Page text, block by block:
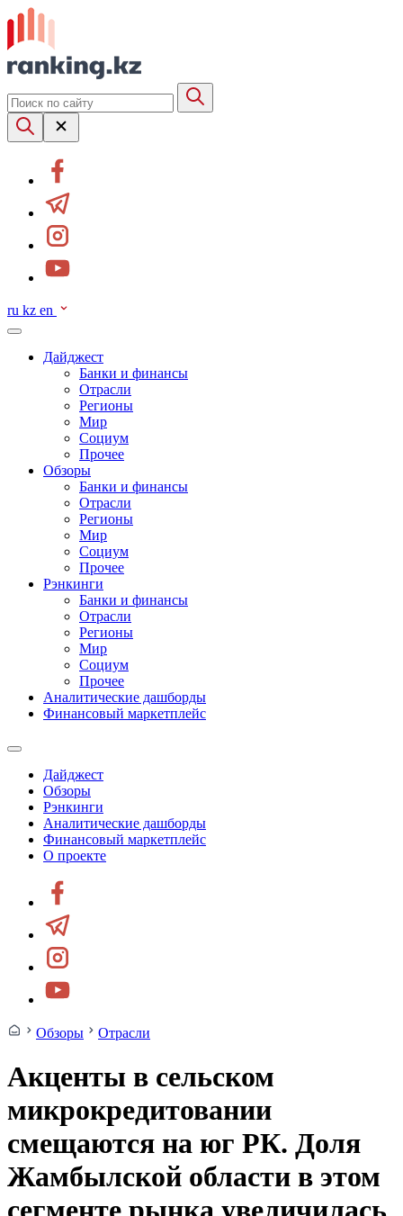
ru kz en
Дайджест
Банки и финансы
Отрасли
Регионы
Мир
Социум
Прочее
Обзоры
Банки и финансы
Отрасли
Регионы
Мир
Социум
Прочее
Рэнкинги
Банки и финансы
Отрасли
Регионы
Мир
Социум
Прочее
Аналитические дашборды
Финансовый маркетплейс
Дайджест
Обзоры
Рэнкинги
Аналитические дашборды
Финансовый маркетплейс
О проекте
Обзоры Отрасли
Акценты в сельском
микрокредитовании
смещаются на юг РК. Доля
Жамбылской области в этом